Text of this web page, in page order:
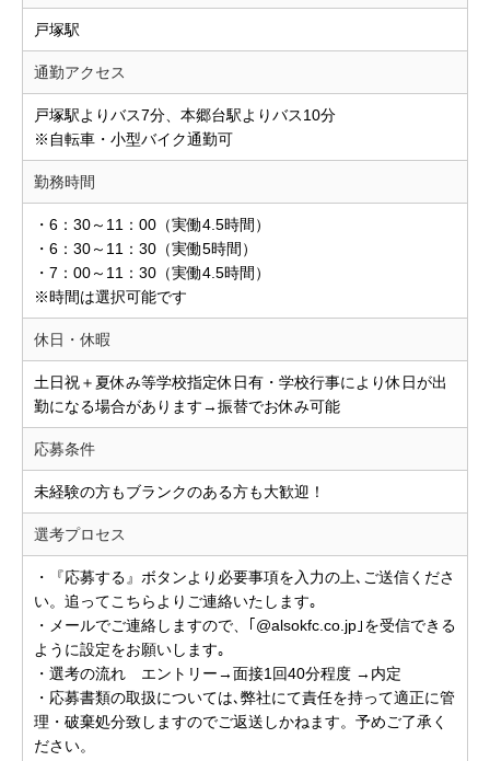
戸塚駅
通勤アクセス
戸塚駅よりバス7分、本郷台駅よりバス10分
※自転車・小型バイク通勤可
勤務時間
・6：30～11：00（実働4.5時間）
・6：30～11：30（実働5時間）
・7：00～11：30（実働4.5時間）
※時間は選択可能です
休日・休暇
土日祝＋夏休み等学校指定休日有・学校行事により休日が出
勤になる場合があります→振替でお休み可能
応募条件
未経験の方もブランクのある方も大歓迎！
選考プロセス
・『応募する』ボタンより必要事項を入力の上､ご送信くださ
い。追ってこちらよりご連絡いたします｡
・メールでご連絡しますので、｢@alsokfc.co.jp｣を受信できる
ように設定をお願いします｡
・選考の流れ エントリー→面接1回40分程度 →内定
・応募書類の取扱については､弊社にて責任を持って適正に管
理・破棄処分致しますのでご返送しかねます。予めご了承く
ださい。